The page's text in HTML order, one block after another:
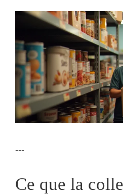
---
Ce que la